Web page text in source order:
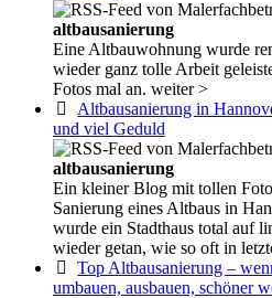
altbausanierung
Eine Altbauwohnung wurde
wieder ganz tolle Arbeit
Fotos mal an. weiter >
Altbausanierung in
und viel Geduld
altbausanierung
Ein kleiner Blog mit tollen
Sanierung eines Altbaus in
wurde ein Stadthaus total auf
wieder getan, wie so oft in
Top Altbausanierung –
umbauen, ausbauen, schöner